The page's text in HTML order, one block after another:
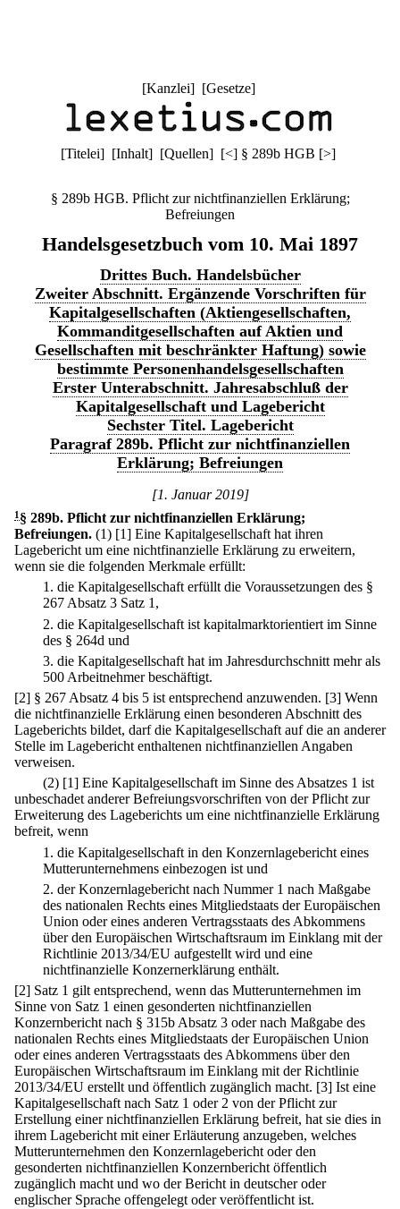
[Kanzlei] [Gesetze]
[Titelei] [Inhalt] [Quellen] [<] § 289b HGB [>]
§ 289b HGB. Pflicht zur nichtfinanziellen Erklärung;
Befreiungen
Handelsgesetzbuch vom 10. Mai 1897
Drittes Buch. Handelsbücher
Zweiter Abschnitt. Ergänzende Vorschriften für
Kapitalgesellschaften (Aktiengesellschaften,
Kommanditgesellschaften auf Aktien und
Gesellschaften mit beschränkter Haftung) sowie
bestimmte Personenhandelsgesellschaften
Erster Unterabschnitt. Jahresabschluß der
Kapitalgesellschaft und Lagebericht
Sechster Titel. Lagebericht
Paragraf 289b. Pflicht zur nichtfinanziellen
Erklärung; Befreiungen
[1. Januar 2019]
1 § 289b. Pflicht zur nichtfinanziellen Erklärung;
Befreiungen. (1) [1] Eine Kapitalgesellschaft hat ihren
Lagebericht um eine nichtfinanzielle Erklärung zu erweitern,
wenn sie die folgenden Merkmale erfüllt:
1. die Kapitalgesellschaft erfüllt die Voraussetzungen des §
267 Absatz 3 Satz 1,
2. die Kapitalgesellschaft ist kapitalmarktorientiert im Sinne
des § 264d und
3. die Kapitalgesellschaft hat im Jahresdurchschnitt mehr als
500 Arbeitnehmer beschäftigt.
[2] § 267 Absatz 4 bis 5 ist entsprechend anzuwenden. [3] Wenn
die nichtfinanzielle Erklärung einen besonderen Abschnitt des
Lageberichts bildet, darf die Kapitalgesellschaft auf die an anderer
Stelle im Lagebericht enthaltenen nichtfinanziellen Angaben
verweisen.
(2) [1] Eine Kapitalgesellschaft im Sinne des Absatzes 1 ist
unbeschadet anderer Befreiungsvorschriften von der Pflicht zur
Erweiterung des Lageberichts um eine nichtfinanzielle Erklärung
befreit, wenn
1. die Kapitalgesellschaft in den Konzernlagebericht eines
Mutterunternehmens einbezogen ist und
2. der Konzernlagebericht nach Nummer 1 nach Maßgabe
des nationalen Rechts eines Mitgliedstaats der Europäischen
Union oder eines anderen Vertragsstaats des Abkommens
über den Europäischen Wirtschaftsraum im Einklang mit der
Richtlinie 2013/34/EU aufgestellt wird und eine
nichtfinanzielle Konzernerklärung enthält.
[2] Satz 1 gilt entsprechend, wenn das Mutterunternehmen im
Sinne von Satz 1 einen gesonderten nichtfinanziellen
Konzernbericht nach § 315b Absatz 3 oder nach Maßgabe des
nationalen Rechts eines Mitgliedstaats der Europäischen Union
oder eines anderen Vertragsstaats des Abkommens über den
Europäischen Wirtschaftsraum im Einklang mit der Richtlinie
2013/34/EU erstellt und öffentlich zugänglich macht. [3] Ist eine
Kapitalgesellschaft nach Satz 1 oder 2 von der Pflicht zur
Erstellung einer nichtfinanziellen Erklärung befreit, hat sie dies in
ihrem Lagebericht mit einer Erläuterung anzugeben, welches
Mutterunternehmen den Konzernlagebericht oder den
gesonderten nichtfinanziellen Konzernbericht öffentlich
zugänglich macht und wo der Bericht in deutscher oder
englischer Sprache offengelegt oder veröffentlicht ist.